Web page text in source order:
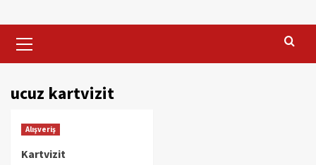
Menu
ucuz kartvizit
Alışveriş
Kartvizit